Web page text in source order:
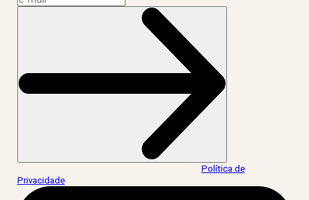
Política de
Privacidade.